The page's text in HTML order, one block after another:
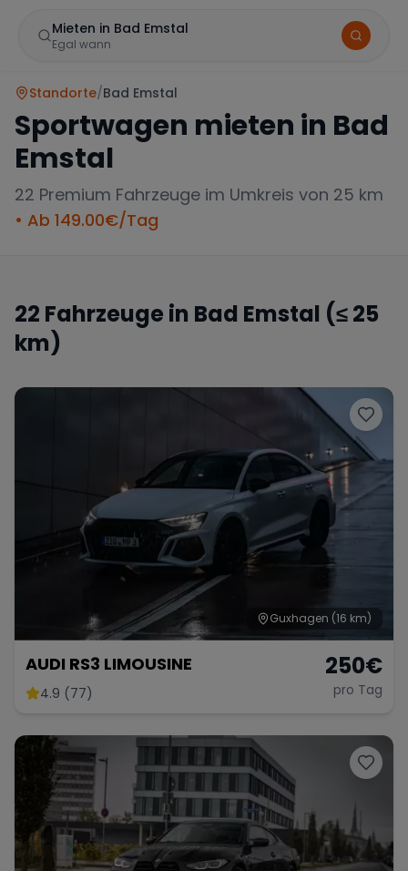
Mieten in Bad Emstal
Egal wann
McLaren Ford Jaguar
Tesla Chevrolet Dodge
Bugatti Lotus
Zeitraum wählen
Standorte/Bad Emstal
Sportwagen mieten in Bad
Emstal
22 Premium Fahrzeuge im Umkreis von 25 km
• Ab 149.00€/Tag
22 Fahrzeuge in Bad Emstal (≤ 25
km)
Guxhagen (16 km)
AUDI RS3 LIMOUSINE
4.9 (77)
250€
pro Tag